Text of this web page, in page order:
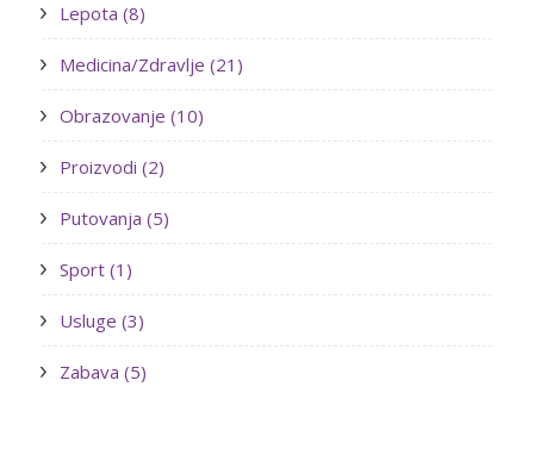
Lepota (8)
Medicina/Zdravlje (21)
Obrazovanje (10)
Proizvodi (2)
Putovanja (5)
Sport (1)
Usluge (3)
Zabava (5)